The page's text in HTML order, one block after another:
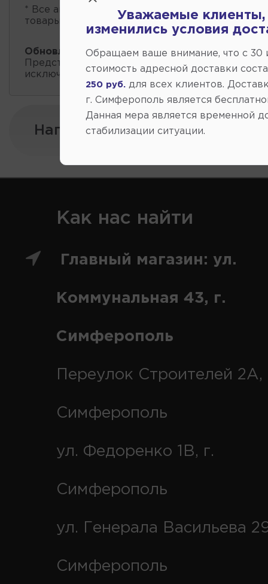
* Все автозапчасти есть в наличии
товары проходит несколько раз в сутки.
Обновление остатков и цен: 20:58 2026-08-05
Представленные данные о запчастях на этой
исключительно информационный характер.
Напишите нам:
Как нас найти
Главный магазин: ул.
Коммунальная 43, г.
Симферополь
Переулок Строителей 2А,
Симферополь
ул. Федоренко 1В, г.
Симферополь
ул. Генерала Васильева
Симферополь
Уважаемые клиенты,
изменились условия
Обращаем ваше внимание, что c 30
стоимость адресной доставки
250 руб.
для всех клиентов.
г. Симферополь является
Данная мера является временной
стабилизации ситуации.